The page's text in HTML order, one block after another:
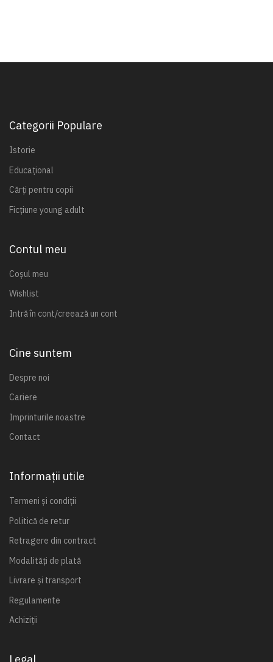
Categorii Populare
Istorie
Educațional
Cărți pentru copii
Ficțiune young adult
Contul meu
Coșul meu
Wishlist
Intră în cont/creează un cont
Cine suntem
Despre noi
Cariere
Imprinturile noastre
Contact
Informații utile
Termeni și condiții
Politică de retur
Retragere din contract
Modalități de plată
Livrare și transport
Regulamente
Achiziții